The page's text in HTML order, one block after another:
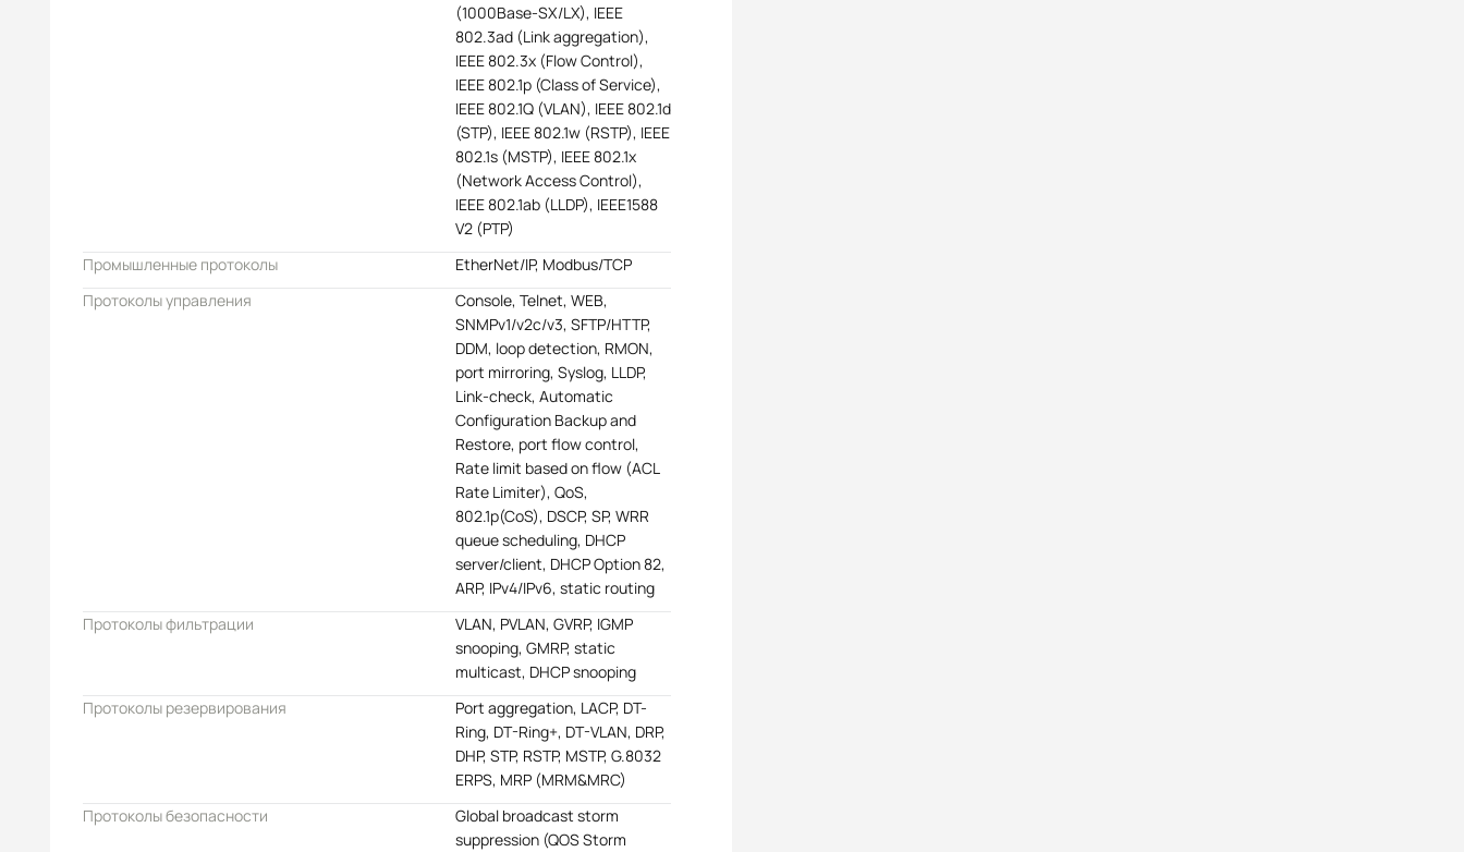
(1000Base-SX/LX), IEEE
802.3ad (Link aggregation),
IEEE 802.3x (Flow Control),
IEEE 802.1p (Class of Service),
IEEE 802.1Q (VLAN), IEEE 802.1d
(STP), IEEE 802.1w (RSTP), IEEE
802.1s (MSTP), IEEE 802.1x
(Network Access Control),
IEEE 802.1ab (LLDP), IEEE1588
V2 (PTP)
Промышленные протоколы
EtherNet/IP, Modbus/TCP
Протоколы управления
Console, Telnet, WEB,
SNMPv1/v2c/v3, SFTP/HTTP,
DDM, loop detection, RMON,
port mirroring, Syslog, LLDP,
Link-check, Automatic
Configuration Backup and
Restore, port flow control,
Rate limit based on flow (ACL
Rate Limiter), QoS,
802.1p(CoS), DSCP, SP, WRR
queue scheduling, DHCP
server/client, DHCP Option 82,
ARP, IPv4/IPv6, static routing
Протоколы фильтрации
VLAN, PVLAN, GVRP, IGMP
snooping, GMRP, static
multicast, DHCP snooping
Протоколы резервирования
Port aggregation, LACP, DT-
Ring, DT-Ring+, DT-VLAN, DRP,
DHP, STP, RSTP, MSTP, G.8032
ERPS, MRP (MRM&MRC)
Протоколы безопасности
Global broadcast storm
suppression (QOS Storm